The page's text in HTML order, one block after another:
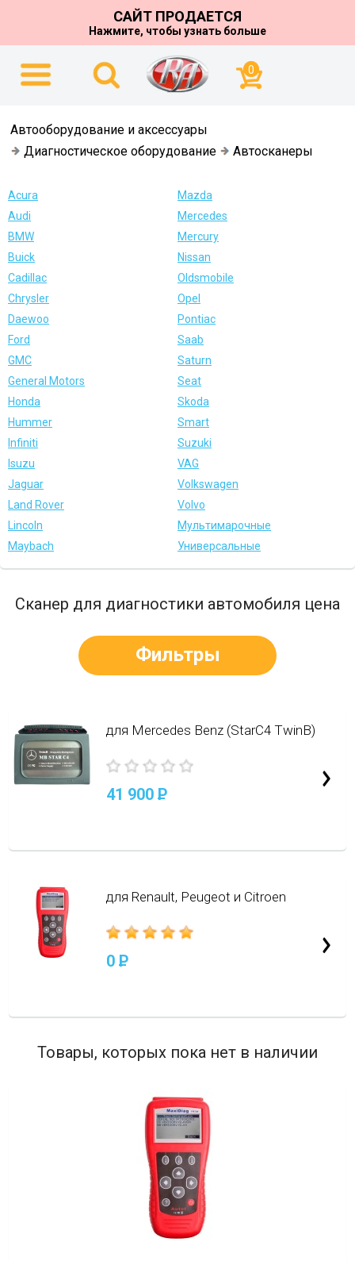
САЙТ ПРОДАЕТСЯ
Нажмите, чтобы узнать больше
0
Автооборудование и аксессуары
Диагностическое оборудование
Автосканеры
Acura
Audi
BMW
Buick
Cadillac
Chrysler
Daewoo
Ford
GMC
General Motors
Honda
Hummer
Infiniti
Isuzu
Jaguar
Land Rover
Lincoln
Maybach
Mazda
Mercedes
Mercury
Nissan
Oldsmobile
Opel
Pontiac
Saab
Saturn
Seat
Skoda
Smart
Suzuki
VAG
Volkswagen
Volvo
Мультимарочные
Универсальные
Сканер для диагностики автомобиля цена
Фильтры
для Mercedes Benz (StarC4 TwinB)
41 900P
для Renault, Peugeot и Citroen
0P
Товары, которых пока нет в наличии